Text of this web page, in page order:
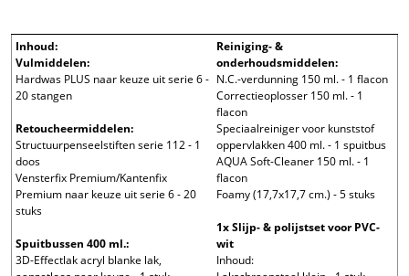
Inhoud:
Vulmiddelen:
Hardwas PLUS naar keuze uit serie 6 -
20 stangen
Retoucheermiddelen:
Structuurpenseelstiften serie 112 - 1
doos
Vensterfix Premium/Kantenfix
Premium naar keuze uit serie 6 - 20
stuks
Spuitbussen 400 ml.:
3D-Effectlak acryl blanke lak,
Reiniging- &
onderhoudsmiddelen:
N.C.-verdunning 150 ml. - 1 flacon
Correctieoplosser 150 ml. - 1
flacon
Speciaalreiniger voor kunststof
oppervlakken 400 ml. - 1 spuitbus
AQUA Soft-Cleaner 150 ml. - 1
flacon
Foamy (17,7x17,7 cm.) - 5 stuks
1x Slijp- & polijstset voor PVC-
wit
Inhoud: